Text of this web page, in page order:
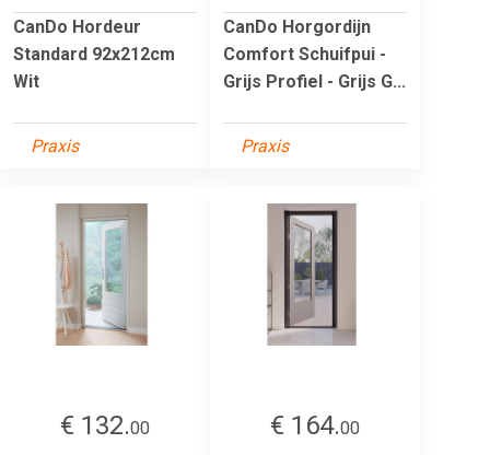
CanDo Hordeur
Standard 92x212cm
Wit
Praxis
CanDo Horgordijn
Comfort Schuifpui -
Grijs Profiel - Grijs G...
Praxis
€ 132.00 € 164.00